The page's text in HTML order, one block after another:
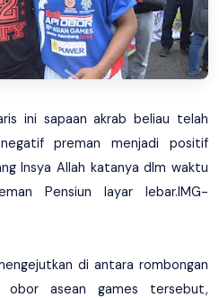
ini sapaan akrab beliau telah
preman menjadi positif
Insya Allah katanya dlm waktu
Pensiun layar lebar.IMG-
di antara rombongan
asean games tersebut,